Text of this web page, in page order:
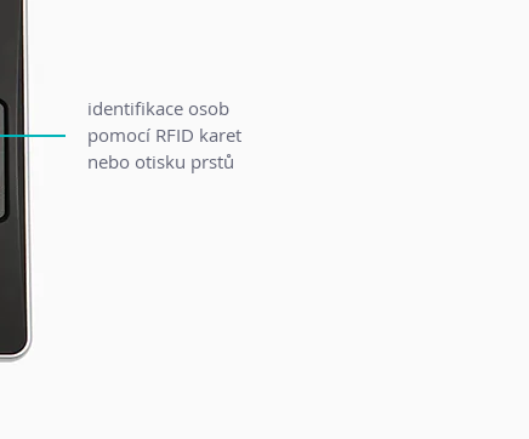
identifikace osob
pomocí RFID karet
nebo otisku prstů